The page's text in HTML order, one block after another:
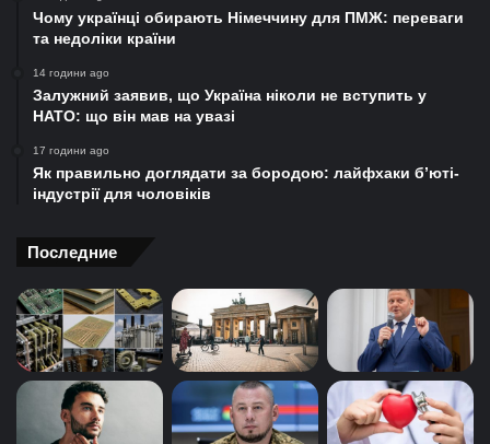
Чому українці обирають Німеччину для ПМЖ: переваги
та недоліки країни
14 години ago
Залужний заявив, що Україна ніколи не вступить у
НАТО: що він мав на увазі
17 години ago
Як правильно доглядати за бородою: лайфхаки б’юті-
індустрії для чоловіків
Последние